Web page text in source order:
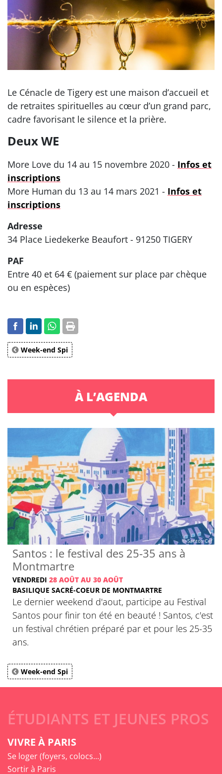
Le Cénacle de Tigery est une maison d’accueil et
de retraites spirituelles au cœur d’un grand parc,
cadre favorisant le silence et la prière.
Deux WE
More Love du 14 au 15 novembre 2020 - Infos et
inscriptions
More Human du 13 au 14 mars 2021 - Infos et
inscriptions
Adresse
34 Place Liedekerke Beaufort - 91250 TIGERY
PAF
Entre 40 et 64 € (paiement sur place par chèque
ou en espèces)
Week-end Spi
À L’AGENDA
© Santos Cef
Santos : le festival des 25-35 ans à
Montmartre
VENDREDI 28 AOÛT AU 30 AOÛT
BASILIQUE SACRÉ-COEUR DE MONTMARTRE
Le dernier weekend d'aout, participe au Festival
Santos pour finir ton été en beauté ! Santos, c'est
un festival chrétien préparé par et pour les 25-35
ans.
Week-end Spi
ÉTUDIANTS ET JEUNES PROS
VIVRE À PARIS
Se loger (foyers, colocs...)
Sortir à Paris